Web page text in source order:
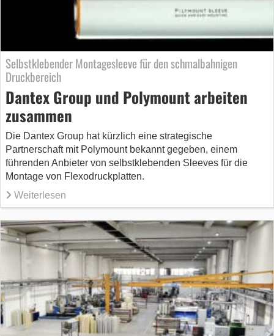
Selbstklebender Montagesleeve für den schmalbahnigen
Druckbereich
Dantex Group und Polymount arbeiten
zusammen
Die Dantex Group hat kürzlich eine strategische
Partnerschaft mit Polymount bekannt gegeben, einem
führenden Anbieter von selbstklebenden Sleeves für die
Montage von Flexodruckplatten.
Weiterlesen